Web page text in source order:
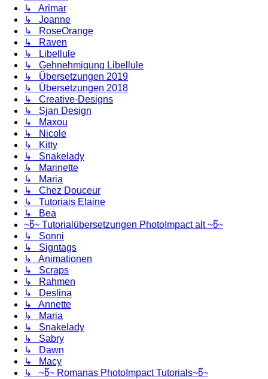
↳ Arimar
↳ Joanne
↳ RoseOrange
↳ Raven
↳ Libellule
↳ Gehnehmigung Libellule
↳ Übersetzungen 2019
↳ Übersetzungen 2018
↳ Creative-Designs
↳ Sjan Design
↳ Maxou
↳ Nicole
↳ Kitty
↳ Snakelady
↳ Marinette
↳ Maria
↳ Chez Douceur
↳ Tutoriais Elaine
↳ Bea
~წ~ Tutorialübersetzungen PhotoImpact alt ~წ~
↳ Sonni
↳ Signtags
↳ Animationen
↳ Scraps
↳ Rahmen
↳ Deslina
↳ Annette
↳ Maria
↳ Snakelady
↳ Sabry
↳ Dawn
↳ Macy
↳ ~წ~ Romanas PhotoImpact Tutorials~წ~